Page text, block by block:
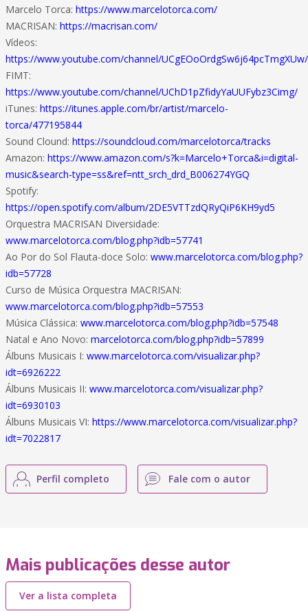
Marcelo Torca: https://www.marcelotorca.com/
MACRISAN: https://macrisan.com/
Vídeos:
https://www.youtube.com/channel/UCgEOoOrdgSw6j64pcTmgXUw/
FIMT:
https://www.youtube.com/channel/UChD1pZfidyYaUUFybz3Cimg/
iTunes: https://itunes.apple.com/br/artist/marcelo-
torca/477195844
Sound Clound: https://soundcloud.com/marcelotorca/tracks
Amazon: https://www.amazon.com/s?k=Marcelo+Torca&i=digital-
music&search-type=ss&ref=ntt_srch_drd_B006274YGQ
Spotify:
https://open.spotify.com/album/2DE5VTTzdQRyQiP6KH9yd5
Orquestra MACRISAN Diversidade:
www.marcelotorca.com/blog.php?idb=57741
Ao Por do Sol Flauta-doce Solo: www.marcelotorca.com/blog.php?
idb=57728
Curso de Música Orquestra MACRISAN:
www.marcelotorca.com/blog.php?idb=57553
Música Clássica: www.marcelotorca.com/blog.php?idb=57548
Natal e Ano Novo: marcelotorca.com/blog.php?idb=57899
Álbuns Musicais I: www.marcelotorca.com/visualizar.php?
idt=6926222
Álbuns Musicais II: www.marcelotorca.com/visualizar.php?
idt=6930103
Álbuns Musicais VI: https://www.marcelotorca.com/visualizar.php?
idt=7022817
Perfil completo Fale com o autor
Mais publicações desse autor
Ver a lista completa